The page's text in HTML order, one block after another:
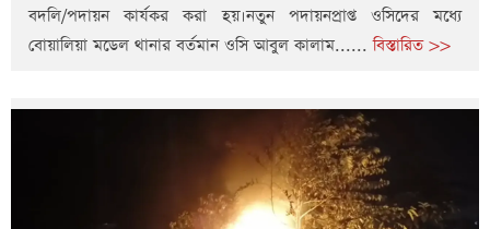
বদলি/পদায়ন কার্যকর করা হয়।নতুন পদায়নপ্রাপ্ত ওসিদের মধ্যে
বোয়ালিয়া মডেল থানার বর্তমান ওসি আবুল কালাম......বিস্তারিত >>